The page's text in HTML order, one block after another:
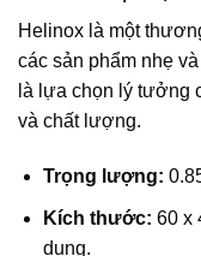
Helinox là một
các sản phẩm nhẹ
là lựa chọn lý tưởng
và chất lượng.
Trọng lượng:
Kích thước: 60 x
dụng.